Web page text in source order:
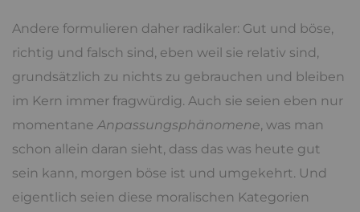
Andere formulieren daher radikaler: Gut und böse,
richtig und falsch sind, eben weil sie relativ sind,
grundsätzlich zu nichts zu gebrauchen und bleiben
im Kern immer fragwürdig. Auch sie seien eben nur
momentane Anpassungsphänomene, was man
schon allein daran sieht, dass das was heute gut
sein kann, morgen böse ist und umgekehrt. Und
eigentlich seien diese moralischen Kategorien